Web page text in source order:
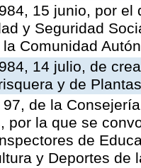
15 junio, por
y Seguridad
Comunidad
14 julio, de
y de
de la
por la que se
de
y Deportes de